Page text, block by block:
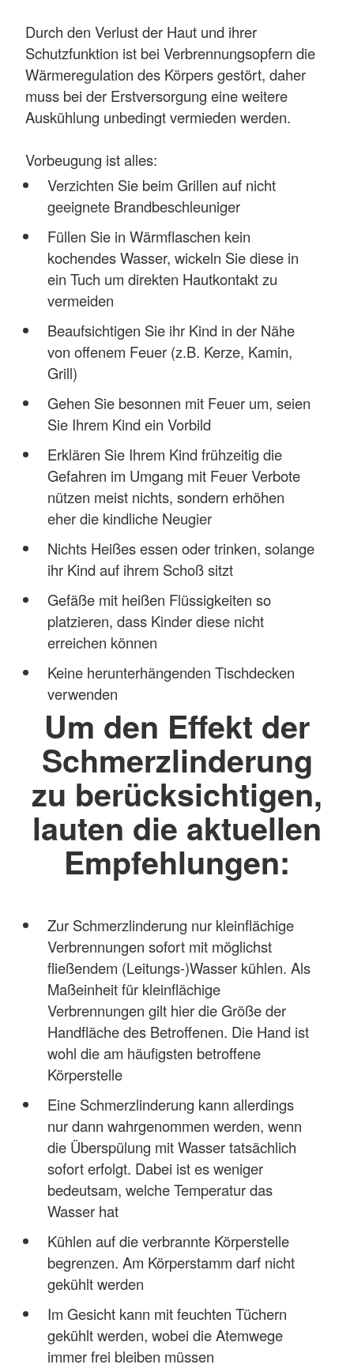
Durch den Verlust der Haut und ihrer
Schutzfunktion ist bei Verbrennungsopfern die
Wärmeregulation des Körpers gestört, daher
muss bei der Erstversorgung eine weitere
Auskühlung unbedingt vermieden werden.
Vorbeugung ist alles:
Verzichten Sie beim Grillen auf nicht
geeignete Brandbeschleuniger
Füllen Sie in Wärmflaschen kein
kochendes Wasser, wickeln Sie diese in
ein Tuch um direkten Hautkontakt zu
vermeiden
Beaufsichtigen Sie ihr Kind in der Nähe
von offenem Feuer (z.B. Kerze, Kamin,
Grill)
Gehen Sie besonnen mit Feuer um, seien
Sie Ihrem Kind ein Vorbild
Erklären Sie Ihrem Kind frühzeitig die
Gefahren im Umgang mit Feuer Verbote
nützen meist nichts, sondern erhöhen
eher die kindliche Neugier
Nichts Heißes essen oder trinken, solange
ihr Kind auf ihrem Schoß sitzt
Gefäße mit heißen Flüssigkeiten so
platzieren, dass Kinder diese nicht
erreichen können
Keine herunterhängenden Tischdecken
verwenden
Um den Effekt der
Schmerzlinderung
zu berücksichtigen,
lauten die aktuellen
Empfehlungen:
Zur Schmerzlinderung nur kleinflächige
Verbrennungen sofort mit möglichst
fließendem (Leitungs-)Wasser kühlen. Als
Maßeinheit für kleinflächige
Verbrennungen gilt hier die Größe der
Handfläche des Betroffenen. Die Hand ist
wohl die am häufigsten betroffene
Körperstelle
Eine Schmerzlinderung kann allerdings
nur dann wahrgenommen werden, wenn
die Überspülung mit Wasser tatsächlich
sofort erfolgt. Dabei ist es weniger
bedeutsam, welche Temperatur das
Wasser hat
Kühlen auf die verbrannte Körperstelle
begrenzen. Am Körperstamm darf nicht
gekühlt werden
Im Gesicht kann mit feuchten Tüchern
gekühlt werden, wobei die Atemwege
immer frei bleiben müssen